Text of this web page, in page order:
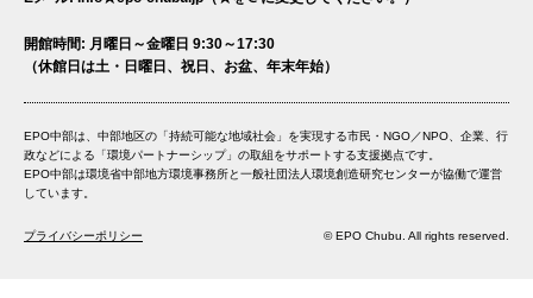
開館時間: 月曜日～金曜日 9:30～17:30
（休館日は土・日曜日、祝日、お盆、年末年始）
EPO中部は、中部地区の「持続可能な地域社会」を実現する市民・NGO／NPO、企業、行
政などによる「環境パートナーシップ」の取組をサポートする支援拠点です。
EPO中部は環境省中部地方環境事務所と一般社団法人環境創造研究センターが協働で運営
しています。
プライバシーポリシー © EPO Chubu. All rights reserved.